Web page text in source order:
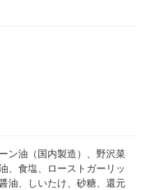
ン油（国内製造）、野沢菜
、食塩、ローストガーリッ
油、しいたけ、砂糖、還元